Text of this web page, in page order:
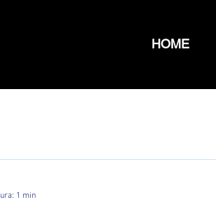
HOME
1 min